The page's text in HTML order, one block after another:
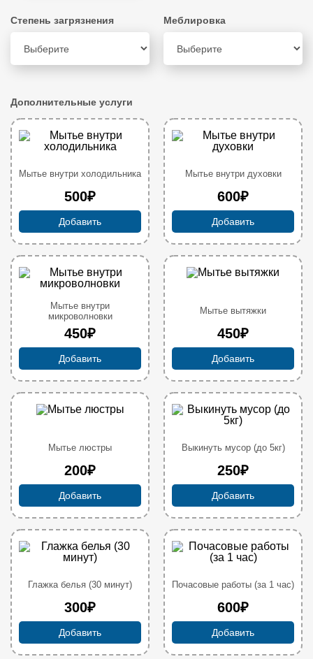
Степень загрязнения Меблировка
Дополнительные услуги
Мытье внутри холодильника
500₽
Добавить
Мытье внутри духовки
600₽
Добавить
Мытье внутри
микроволновки
450₽
Добавить
Мытье вытяжки
450₽
Добавить
Мытье люстры
200₽
Добавить
Выкинуть мусор (до 5кг)
250₽
Добавить
Глажка белья (30 минут)
300₽
Добавить
Почасовые работы (за 1 час)
600₽
Добавить